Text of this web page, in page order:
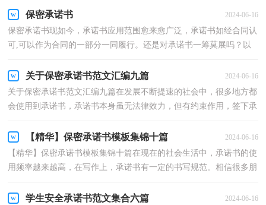
保密承诺书 2024-06-16
保密承诺书现如今，承诺书应用范围愈来愈广泛，承诺书如经合同认
可,可以作为合同的一部分一同履行。还是对承诺书一筹莫展吗？以
关于保密承诺书范文汇编九篇 2024-06-16
关于保密承诺书范文汇编九篇在发展不断提速的社会中，很多地方都
会使用到承诺书，承诺书本身虽无法律效力，但有约束作用，签下承
【精华】保密承诺书模板集锦十篇 2024-06-16
【精华】保密承诺书模板集锦十篇在现在的社会生活中，承诺书的使
用频率越来越高，在写作上，承诺书有一定的书写规范。相信很多朋
学生安全承诺书范文集合六篇 2024-06-16